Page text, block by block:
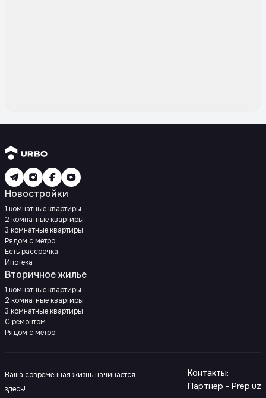
Новостройки
1 комнатные квартиры
2 комнатные квартиры
3 комнатные квартиры
Рядом с метро
Есть рассрочка
Ипотека
Вторичное жилье
1 комнатные квартиры
2 комнатные квартиры
3 комнатные квартиры
С ремонтом
Рядом с метро
Ваша современная жизнь начинается
здесь!
Контакты:
Партнер - Prep.uz